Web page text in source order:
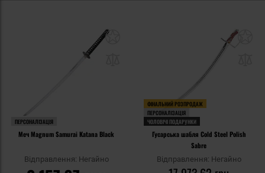
ПЕРСОНАЛІЗАЦІЯ
Меч Magnum Samurai Katana Black
Відправлення: Негайно
ФІНАЛЬНИЙ РОЗПРОДАЖ
ПЕРСОНАЛІЗАЦІЯ
ЧОЛОВІЧІ ПОДАРУНКИ
Гусарська шабля Cold Steel Polish
Sabre
Відправлення: Негайно